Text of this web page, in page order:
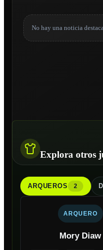
No hay una noticia
Explora otros
ARQUEROS 2
ARQUERO
Mory Diaw